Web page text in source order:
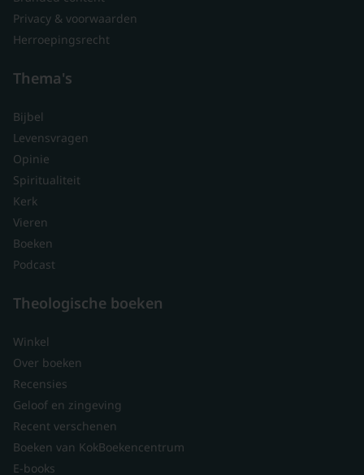
Privacy & voorwaarden
Herroepingsrecht
Thema's
Bijbel
Levensvragen
Opinie
Spiritualiteit
Kerk
Vieren
Boeken
Podcast
Theologische boeken
Winkel
Over boeken
Recensies
Geloof en zingeving
Recent verschenen
Boeken van KokBoekencentrum
E-books